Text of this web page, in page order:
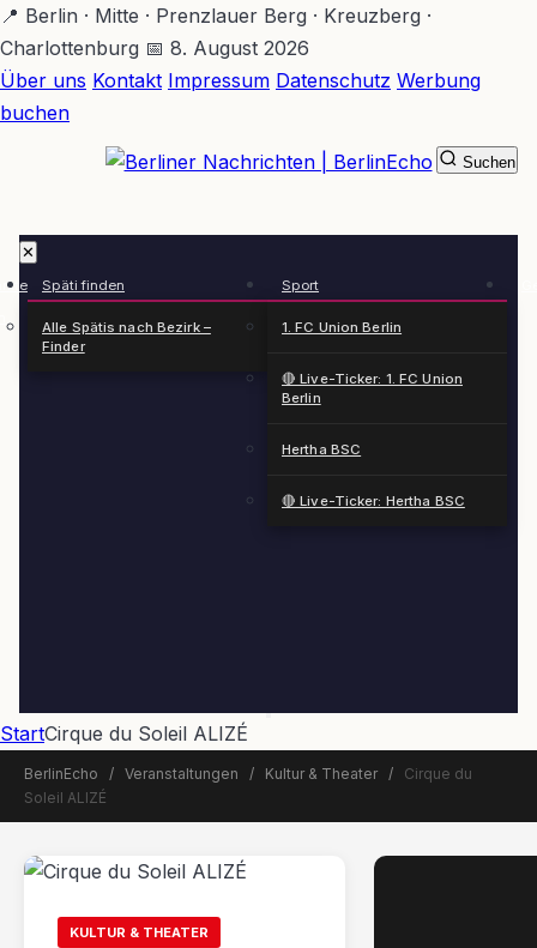
Zum
Hauptinhalt
springen
📍 Berlin · Mitte · Prenzlauer Berg · Kreuzberg ·
Charlottenburg 📅 8. August 2026
Über uns Kontakt Impressum Datenschutz Werbung
buchen
✕
Späti finden
Alle Spätis nach Bezirk –
Finder
Sport
1. FC Union Berlin
🔴 Live-Ticker: 1. FC Union
Berlin
Hertha BSC
🔴 Live-Ticker: Hertha BSC
Suchen
StartCirque du Soleil ALIZÉ
BerlinEcho / Veranstaltungen / Kultur & Theater /
Cirque du
Soleil ALIZÉ
KULTUR & THEATER